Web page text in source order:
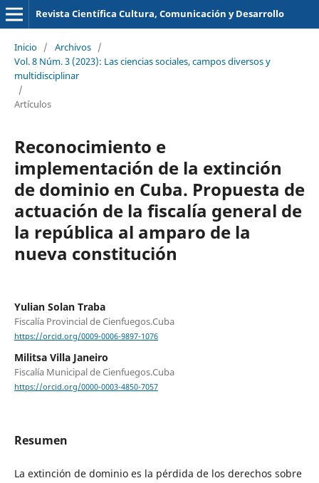
Revista Científica Cultura, Comunicación y Desarrollo
Inicio / Archivos /
Vol. 8 Núm. 3 (2023): Las ciencias sociales, campos diversos y
multidisciplinar
/
Artículos
Reconocimiento e
implementación de la extinción
de dominio en Cuba. Propuesta de
actuación de la fiscalía general de
la república al amparo de la
nueva constitución
Yulian Solan Traba
Fiscalía Provincial de Cienfuegos.Cuba
https://orcid.org/0009-0006-9897-1076
Militsa Villa Janeiro
Fiscalía Municipal de Cienfuegos.Cuba
https://orcid.org/0000-0003-4850-7057
Resumen
La extinción de dominio es la pérdida de los derechos sobre